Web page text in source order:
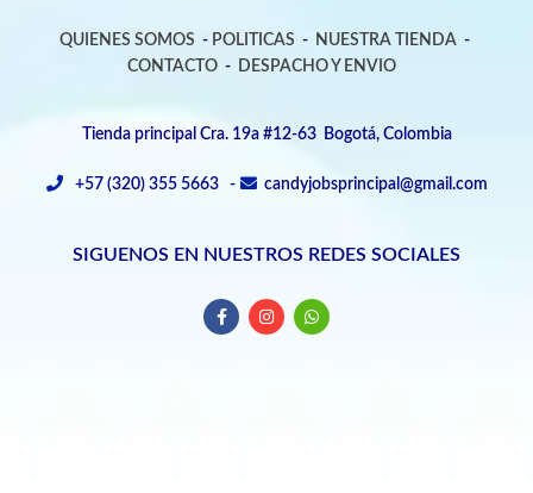
QUIENES SOMOS - POLITICAS - NUESTRA TIENDA -
CONTACTO- DESPACHO Y ENVIO
Tienda principal Cra. 19a #12-63 Bogotá, Colombia
+57 (320) 355 5663 - candyjobsprincipal@gmail.com
SIGUENOS EN NUESTROS REDES SOCIALES